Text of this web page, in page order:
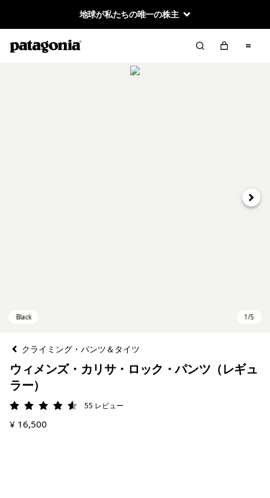
地球が私たちの唯一の株主
次へ
クライミング・パンツ＆タイツ
ウィメンズ・カリサ・ロック・パンツ（レギュ
ラー）
評価: 4.6 / 5
55 レビュー
¥ 16,500